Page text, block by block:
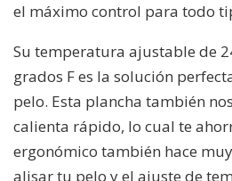
el máximo control para todo
Su temperatura ajustable de
grados F es la solución
pelo. Esta plancha también
calienta rápido, lo cual te
ergonómico también hace
alisar tu pelo y el ajuste de